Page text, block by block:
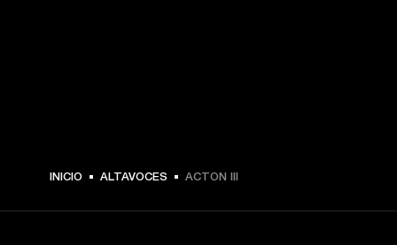
INICIO ALTAVOCES ACTON III